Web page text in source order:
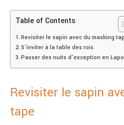
Table of Contents
Revisiter le sapin avec du masking
S’inviter à la table des rois
Passer des nuits d’exception en
Revisiter le sapin
tape